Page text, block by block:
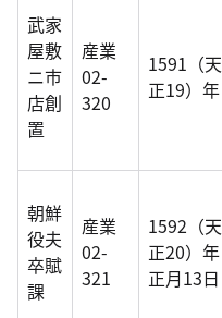
武家
屋敷
ニ市
店創
置
産業
02-
320
1591（天
正19）年
朝鮮
役夫
卒賦
課
産業
02-
321
1592（天
正20）年
正月13日